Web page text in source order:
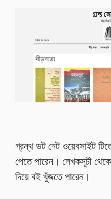
গ্রন্থ ডট নেট ওয়েবসাইট
পেতে পারেন। লেখকসূচী
দিয়ে বই খুঁজতে পারেন।